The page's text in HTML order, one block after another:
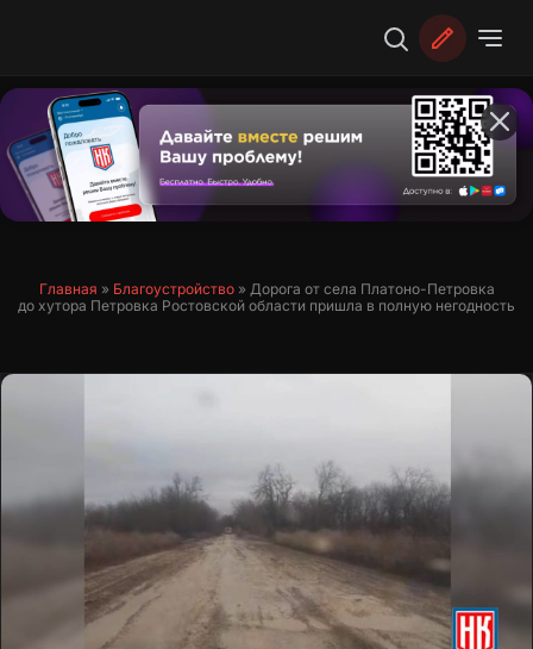
Главная » Благоустройство» Дорога от села Платоно-Петровка
до хутора Петровка Ростовской области пришла в полную негодность